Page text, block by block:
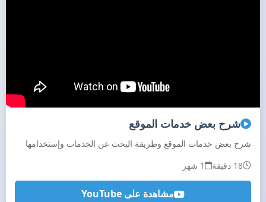
شرح بعض خدمات الموقع
شرح بعض خدمات الموقع وطريقة البحث عن الخدمات وإستخدامها
18 دقيقة
1 شهر
مشاهدة على YouTube